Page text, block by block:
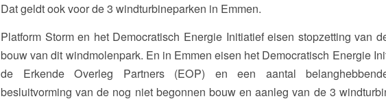
Dat geldt ook voor de 3 windturbineparken in Emmen.
Platform Storm en het Democratisch Energie Initiatief eisen stopzetting van
bouw van dit windmolenpark. En in Emmen eisen het Democratisch Energie
de Erkende Overleg Partners (EOP) en een aantal
besluitvorming van de nog niet begonnen bouw en aanleg van de 3